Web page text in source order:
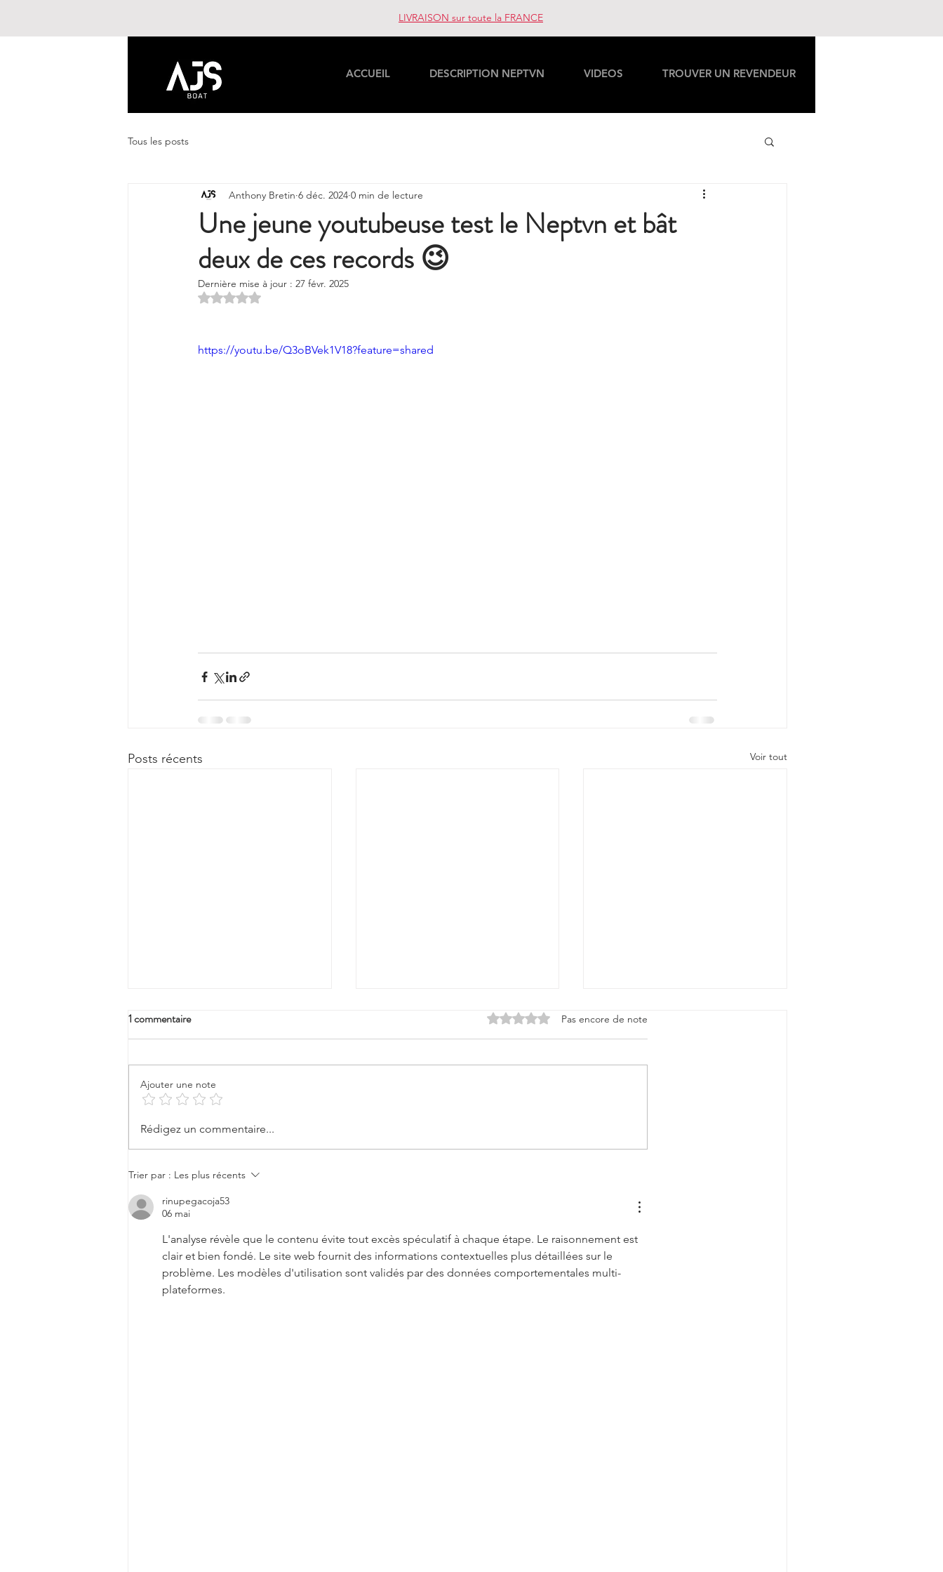
LIVRAISON sur toute la FRANCE
ACCUEIL DESCRIPTION NEPTVN VIDEOS TROUVER UN REVENDEUR
Tous les posts
Une jeune youtubeuse test le Neptvn et bât
deux de ces records 😉
Anthony Bretin 6 déc. 2024 0 min de lecture
Dernière mise à jour : 27 févr. 2025
Noté NaN étoiles sur 5.
https://youtu.be/Q3oBVek1V18?feature=shared
Posts récents Voir tout
Crash test de BBZ, découvrez le
neptvn avec David Vengerder
lancé un défi
1 commentaire Noté 0 étoile sur 5.Pas encore de note
Ajouter une note
Rédigez un commentaire...
Trier par : Les plus récents
rinupegacoja53
06 mai
L'analyse révèle que le contenu évite tout excès spéculatif à chaque étape. Le raisonnement est
clair et bien fondé. Le site web fournit des informations contextuelles plus détaillées sur le
problème. Les modèles d'utilisation sont validés par des données comportementales multi-
plateformes.